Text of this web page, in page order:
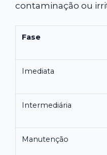
contaminação ou
Fase
Imediata
Intermediária
Manutenção